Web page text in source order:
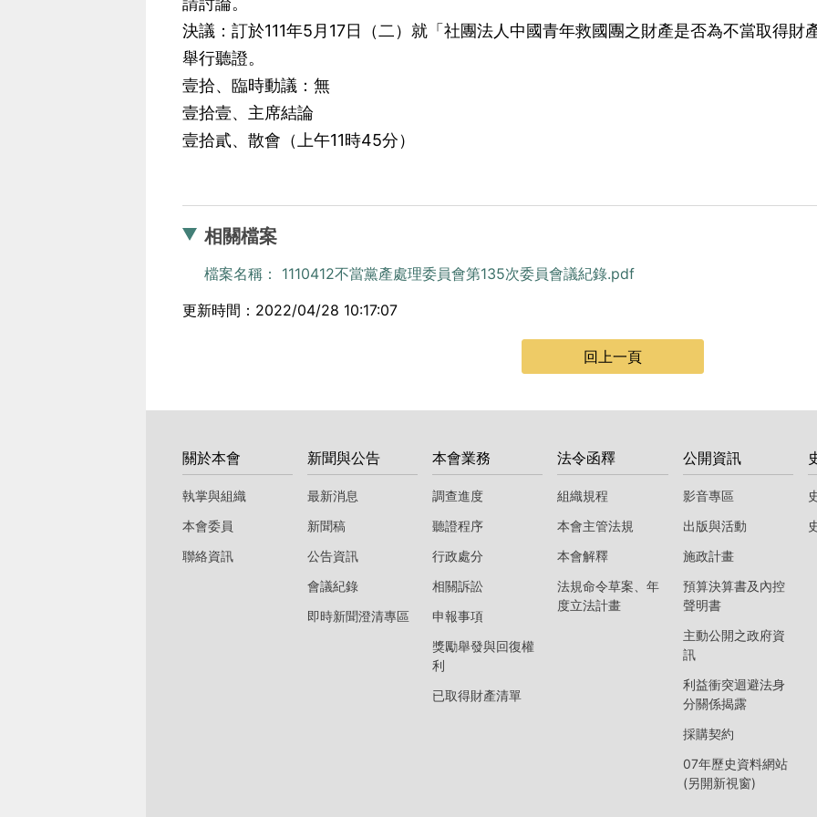
決議：訂於111年5月17日（二）就「社團法人中國青年救國團之財產是否為不當取得財
舉行聽證。
壹拾、臨時動議：無
壹拾壹、主席結論
壹拾貳、散會（上午11時45分）
相關檔案
檔案名稱： 1110412不當黨產處理委員會第135次委員會議紀錄.pdf
更新時間：2022/04/28 10:17:07
回上一頁
關於本會
執掌與組織
本會委員
聯絡資訊
新聞與公告
最新消息
新聞稿
公告資訊
會議紀錄
即時新聞澄清專區
本會業務
調查進度
聽證程序
行政處分
相關訴訟
申報事項
獎勵舉發與回復權
利
已取得財產清單
法令函釋
組織規程
本會主管法規
本會解釋
法規命令草案、年
度立法計畫
公開資訊
影音專區
出版與活動
施政計畫
預算決算書及內控
聲明書
主動公開之政府資
訊
利益衝突迴避法身
分關係揭露
採購契約
07年歷史資料網站
(另開新視窗)